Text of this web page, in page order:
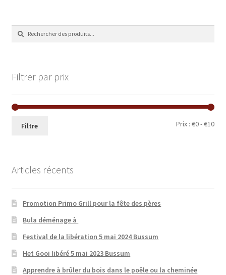
Recherche
Recherche
Filtrer par prix
Prix
Prix
Filtre Prix :€0-€10
Articles récents
Promotion Primo Grill pour la fête des pères
Bula déménage à
Festival de la libération 5 mai 2024 Bussum
Het Gooi libéré 5 mai 2023 Bussum
Apprendre à brûler du bois dans le poêle ou la cheminée